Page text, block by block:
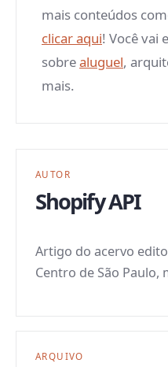
mais conteúdos
clicar aqui! Você vai
sobrealuguel,
mais.
AUTOR
Shopify API
Artigo do acervo
Centro de São Paulo,
ARQUIVO